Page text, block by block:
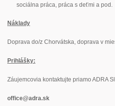
sociálna práca, práca s deťmi a pod.
Náklady
Doprava do/z Chorvátska, doprava v
Prihlášky:
Záujemcovia kontaktujte priamo ADRA
office@adra.sk